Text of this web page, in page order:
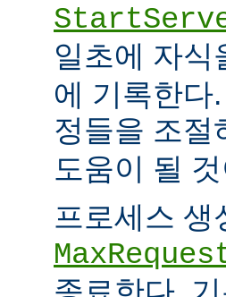
일초에 자
에 기록한다
정들을 조절
도움이 될
프로세스 생